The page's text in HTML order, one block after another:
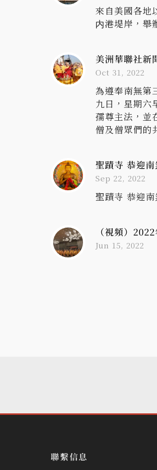
來自美國各地
内港堤岸，舉
美洲華聯社新
Oct 31, 2022
為遵奉南無第
九日，星期六
孺尊主法，並
僧及僧眾們的
聖蹟寺 恭迎南
Sep 22, 2022
聖蹟寺 恭迎
（視頻）
Jun 15, 2022
聯繫信息